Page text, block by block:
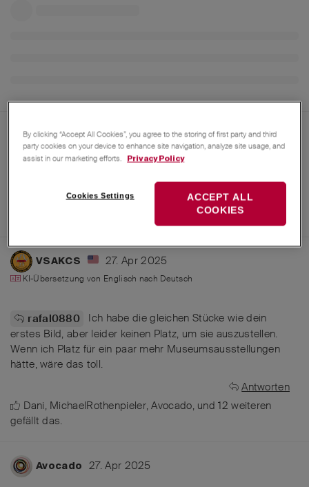
VSAKCS 27. Apr 2025
KI-Übersetzung von Englisch nach Deutsch
rafal0880
Ich habe die gleichen Stücke wie dein
erstes Bild, aber leider keinen Platz, um sie auszustellen.
Wenn ich Platz für ein paar mehr Museumsausstellungen
hätte, wäre das toll.
Antworten
Dani, MichaelRothenpieler,Avocado, und12 weiteren
gefällt das.
Avocado 27. Apr 2025
By clicking “Accept All Cookies”, you agree to the storing of first party and third
party cookies on your device to enhance site navigation, analyze site usage, and
assist in our marketing efforts.
Privacy Policy
Cookies Settings
ACCEPT ALL
COOKIES